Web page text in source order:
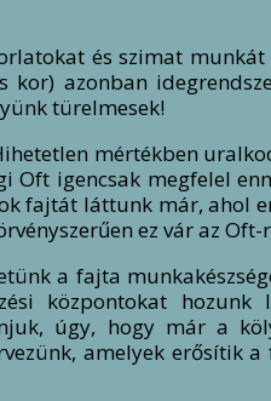
és szimat munkát
kor) azonban
türelmesek!
mértékben
Oft igencsak megfelel
fajtát láttunk már, ahol
ez vár az Oft-
a fajta
központokat hozunk
úgy, hogy már a
amelyek erősítik a